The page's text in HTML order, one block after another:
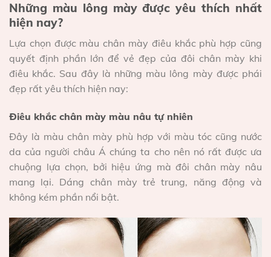
Những màu lông mày được yêu thích nhất
hiện nay?
Lựa chọn được màu chân mày điêu khắc phù hợp cũng
quyết định phần lớn để vẻ đẹp của đôi chân mày khi
điêu khắc. Sau đây là những màu lông mày được phái
đẹp rất yêu thích hiện nay:
Điêu khắc chân mày màu nâu tự nhiên
Đây là màu chân mày phù hợp với màu tóc cũng nước
da của người châu Á chúng ta cho nên nó rất được ưa
chuộng lựa chọn, bởi hiệu ứng mà đôi chân mày nâu
mang lại. Dáng chân mày trẻ trung, năng động và
không kém phần nổi bật.